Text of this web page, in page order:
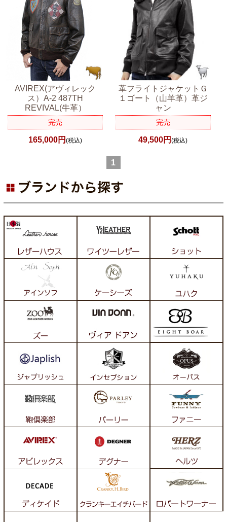
AVIREX(アヴィレック
ス）A-2 487TH
REVIVAL(牛革）
完売
165,000円(税込)
革フライトジャケットＧ
１ゴート（山羊革）革ジ
ャン
完売
49,500円(税込)
1